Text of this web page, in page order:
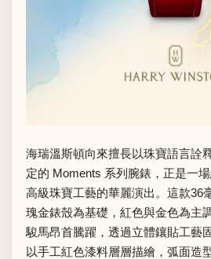
海瑞溫斯頓向來擅長以珠寶語言詮
定的 Moments 系列腕錶，正是一
高級珠寶工藝的華麗演出。這款36
瑰金錶殼為基礎，紅色與金色為主
駿馬昂首騰躍，透過立體鑲貼工藝
以手工紅色漆料層層描繪，弧面造